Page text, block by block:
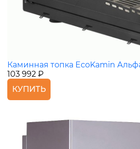
Каминная топка EcoKamin
103 992 ₽
КУПИТЬ